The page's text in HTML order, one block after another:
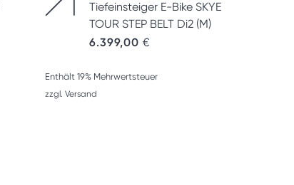
Tiefeinsteiger E-Bike SKYE
TOUR STEP BELT Di2 (M)
6.399,00 €
Enthält 19% Mehrwertsteuer
zzgl. Versand